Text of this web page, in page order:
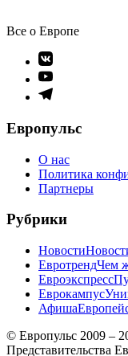
Все о Европе
Элемент
меню
Элемент
меню
Элемент
Европульс
О нас
Политика
Партнеры
Рубрики
Новости
ЕвротрендЧем
Евроэкспресс
Еврокампус
Афиша
© Европульс 2009 –
Представительства